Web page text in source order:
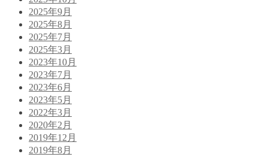
2025年9月
2025年8月
2025年7月
2025年3月
2023年10月
2023年7月
2023年6月
2023年5月
2022年3月
2020年2月
2019年12月
2019年8月